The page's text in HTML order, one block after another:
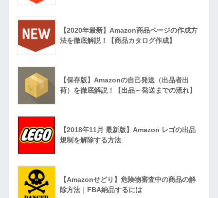
【2020年最新】Amazon商品ページの作成方
法を徹底解説！【商品カタログ作成】
【保存版】Amazonの自己発送（出品者出
荷）を徹底解説！【出品～発送までの流れ】
【2018年11月 最新版】Amazon レゴの出品
規制を解除する方法
【Amazonせどり】危険物審査中の商品の解
除方法｜FBA納品するには